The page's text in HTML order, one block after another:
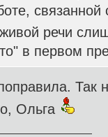
речи
в первом
Так
Ольга